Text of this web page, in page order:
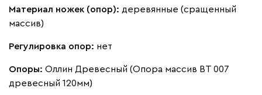
Материал ножек (опор): деревянные (сращенный
массив)
Регулировка опор: нет
Опоры: Оллин Древесный (Опора массив ВТ 007
древесный 120мм)